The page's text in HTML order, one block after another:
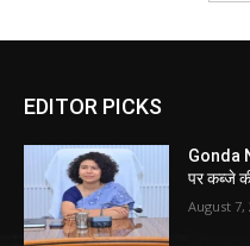
EDITOR PICKS
Gonda
पर कब्जे
August 7,